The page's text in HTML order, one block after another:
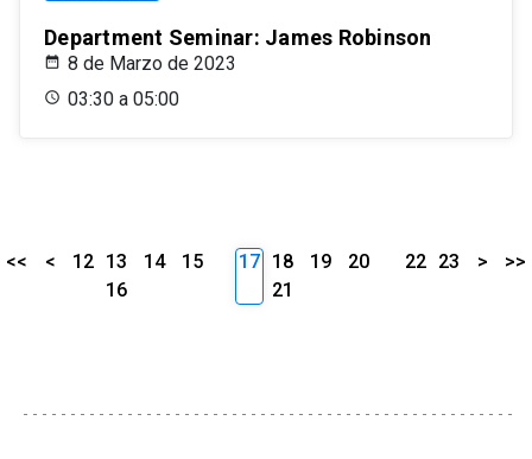
Department Seminar: James Robinson
8 de Marzo de 2023
03:30 a 05:00
<< < 12 13 14
15
16
17 18 19
20
21
22 23 > >>